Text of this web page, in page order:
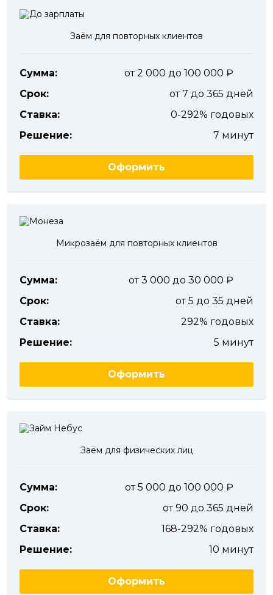
Заём для повторных клиентов
Сумма:
от 2 000 до 100 000
Срок:
от 7 до 365 дней
Ставка:
0-292% годовых
Решение:
7 минут
Оформить
Микрозаём для повторных клиентов
Сумма:
от 3 000 до 30 000
Срок:
от 5 до 35 дней
Ставка:
292% годовых
Решение:
5 минут
Оформить
Заём для физических лиц
Сумма:
от 5 000 до 100 000
Срок:
от 90 до 365 дней
Ставка:
168-292% годовых
Решение:
10 минут
Оформить